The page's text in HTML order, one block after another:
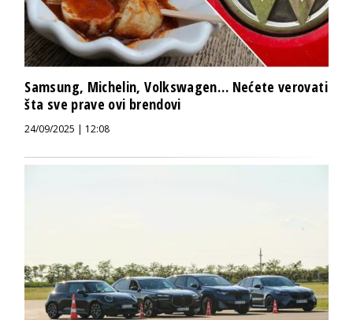
Samsung, Michelin, Volkswagen… Nećete verovati
šta sve prave ovi brendovi
24/09/2025 | 12:08